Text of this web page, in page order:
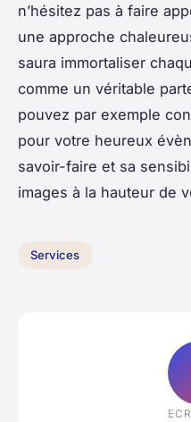
n’hésitez pas à faire
une approche
saura immortaliser
comme un véritable
pouvez par exemple
pour votre heureux
savoir-faire et sa
images à la hauteur de
Services